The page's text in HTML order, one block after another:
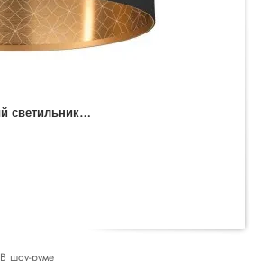
Н
астенно-потолочный светильник Zaragoza 900144
В шоу-руме